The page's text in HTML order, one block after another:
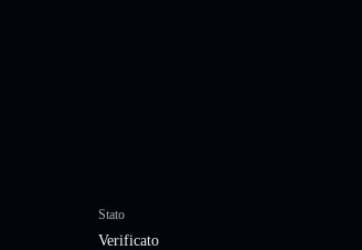
Stato
Verificato